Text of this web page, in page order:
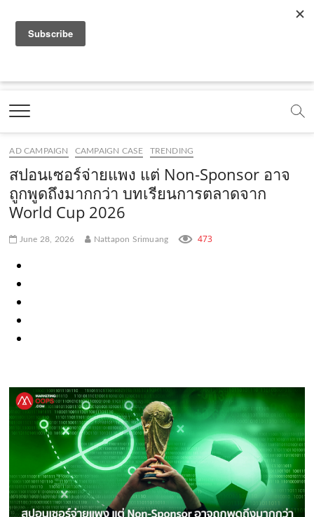
a
e
b
o
o
k
.
c
o
t
b
e
.
c
o
.
o
e
m
e
t
g
r
a
m
.
t
k
.
c
m
Marketing Oops!
DIGITAL | CREATIVE | ADVERTISING | CAMPAIGN |
AD CAMPAIGN CAMPAIGN CASE TRENDING
สปอนเซอร์จ่ายแพง แต่ Non-Sponsor อาจ
ถูกพูดถึงมากกว่า บทเรียนการตลาดจาก
World Cup 2026
June 28, 2026 Nattapon Srimuang 473